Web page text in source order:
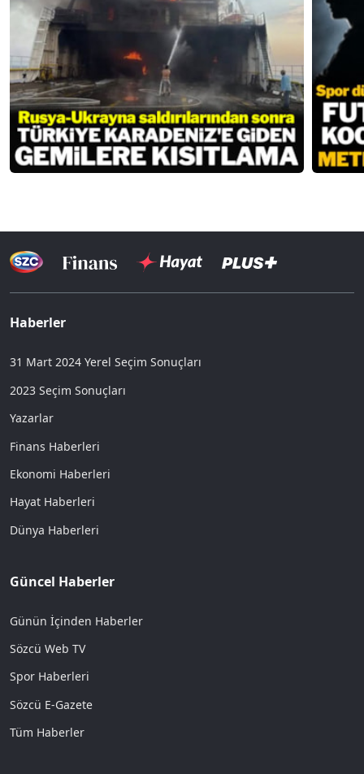
Haberler
31 Mart 2024 Yerel Seçim Sonuçları
2023 Seçim Sonuçları
Yazarlar
Finans Haberleri
Ekonomi Haberleri
Hayat Haberleri
Dünya Haberleri
Güncel Haberler
Günün İçinden Haberler
Sözcü Web TV
Spor Haberleri
Sözcü E-Gazete
Tüm Haberler